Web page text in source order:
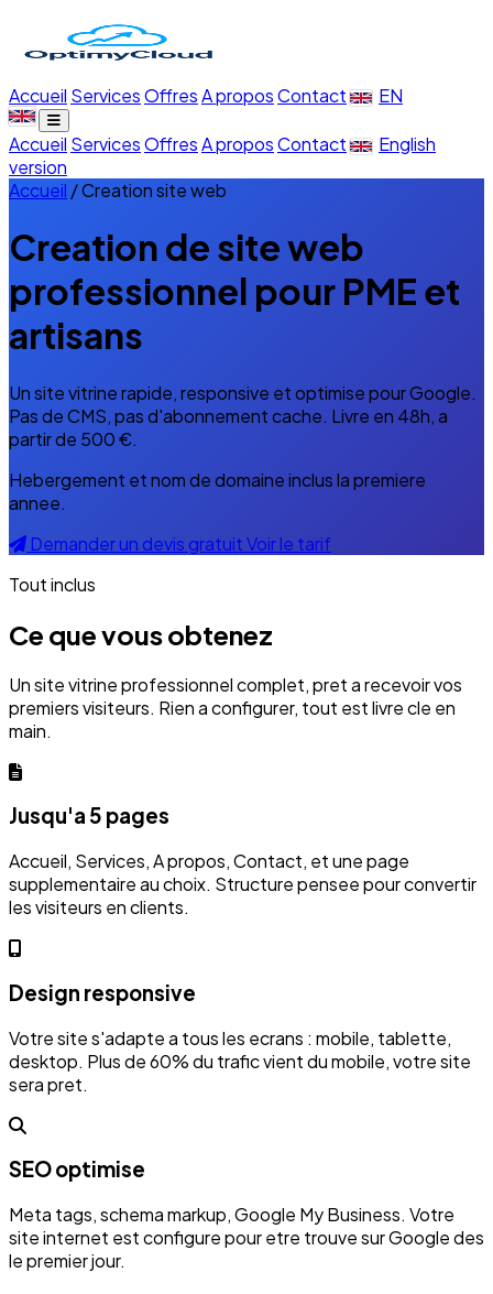
Accueil ServicesOffresA proposContact EN
Accueil ServicesOffresA proposContact
English
version
Accueil /Creation site web
Creation de site web
professionnel pour PME et
artisans
Un site vitrine rapide, responsive et optimise pour Google.
Pas de CMS, pas d'abonnement cache. Livre en 48h, a
partir de 500 €.
Hebergement et nom de domaine inclus la premiere
annee.
Demander un devis gratuitVoir le tarif
Tout inclus
Ce que vous obtenez
Un site vitrine professionnel complet, pret a recevoir vos
premiers visiteurs. Rien a configurer, tout est livre cle en
main.
Jusqu'a 5 pages
Accueil, Services, A propos, Contact, et une page
supplementaire au choix. Structure pensee pour convertir
les visiteurs en clients.
Design responsive
Votre site s'adapte a tous les ecrans : mobile, tablette,
desktop. Plus de 60% du trafic vient du mobile, votre site
sera pret.
SEO optimise
Meta tags, schema markup, Google My Business. Votre
site internet est configure pour etre trouve sur Google des
le premier jour.